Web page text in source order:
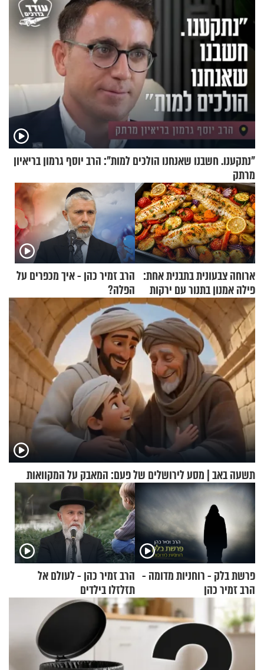
"נתקענו. חשבנו שאנחנו הולכים למות": הרב יוסף גרמון בריאיון
מרתק
ארוחה צבעונית בתבנית אחת:
פילה אמנון בתנור עם ירקות
הרב זמיר כהן - איך מכפרים על
הפלה?
תשעה באב | מסע לירושלים של פעם: המאבק על המקוואות
פרשת בלק - רוחניות מדומה -
הרב זמיר כהן
הרב זמיר כהן - לעולם אל
תזלזלו בילדים